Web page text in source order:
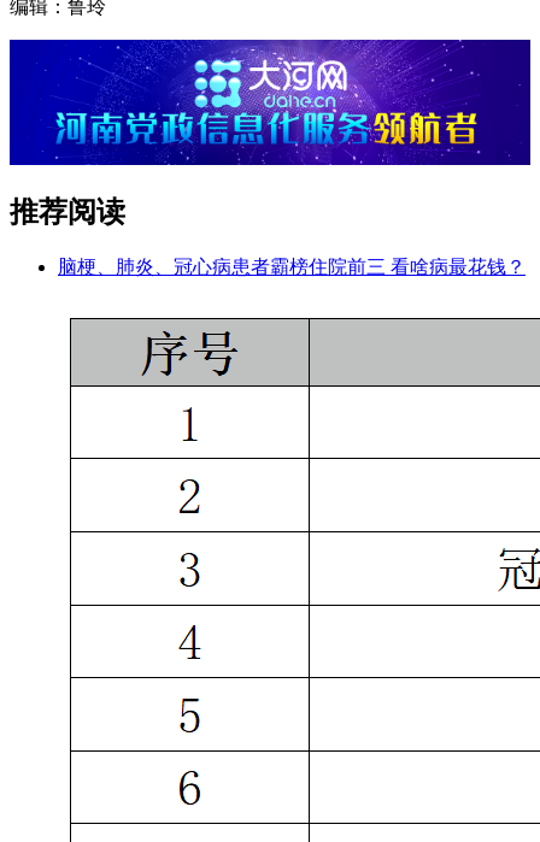
编辑：鲁玲
推荐阅读
脑梗、肺炎、冠心病患者霸榜住院前三 看啥病最花钱？